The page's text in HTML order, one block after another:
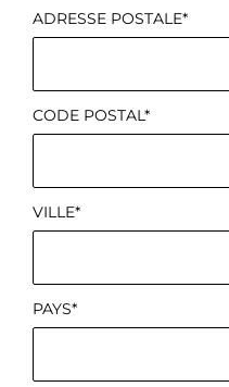
ADRESSE POSTALE*
CODE POSTAL*
VILLE*
PAYS*